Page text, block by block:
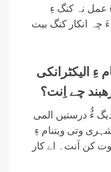
عمل نہ کنگ ءِ
چہ انکار کنگ بیت
ءِ الیکٹرانکی
چے اِنت؟
ءُُ درستیں المی
وتی ویتنام ءِ
کن اَنت۔ اے کار